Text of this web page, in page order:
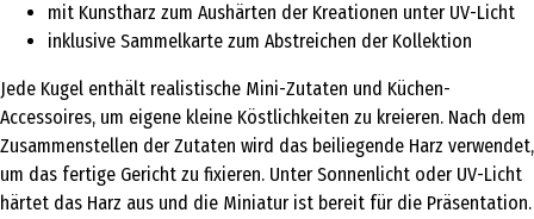
mit Kunstharz zum Aushärten der Kreationen unter UV-Licht
inklusive Sammelkarte zum Abstreichen der Kollektion
Jede Kugel enthält realistische Mini-Zutaten und Küchen-
Accessoires, um eigene kleine Köstlichkeiten zu kreieren. Nach dem
Zusammenstellen der Zutaten wird das beiliegende Harz verwendet,
um das fertige Gericht zu fixieren. Unter Sonnenlicht oder UV-Licht
härtet das Harz aus und die Miniatur ist bereit für die Präsentation.